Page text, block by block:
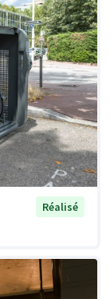
Réalisé